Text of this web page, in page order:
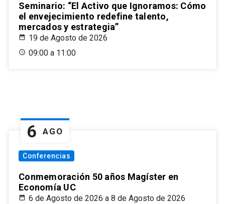
Seminario: “El Activo que Ignoramos: Cómo
el envejecimiento redefine talento,
mercados y estrategia”
19 de Agosto de 2026
09:00 a 11:00
6 AGO
Conferencias
Conmemoración 50 años Magíster en
Economía UC
6 de Agosto de 2026 a 8 de Agosto de 2026